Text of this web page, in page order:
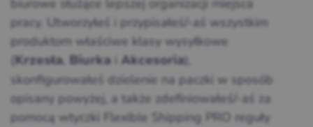
biurowe służące lepszej organizacji miejsca
pracy. Utworzyłeś i przypisałeś/-aś wszystkim
produktom właściwe klasy wysyłkowe
Krzesła, Biurka Akcesoria),
skonfigurowałeś dzielenie na paczki w sposób
opisany powyżej, a także zdefiniowałeś/-aś za
pomocą wtyczki Flexible Shipping PRO reguły